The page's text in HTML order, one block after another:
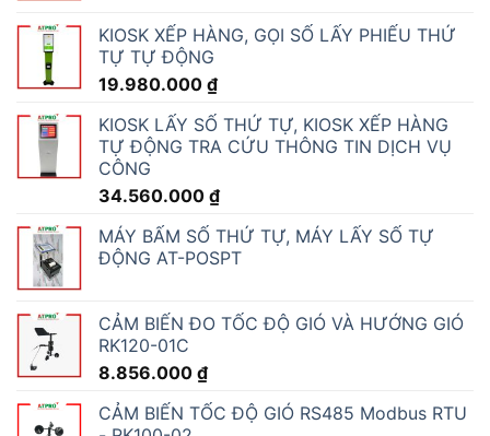
KIOSK XẾP HÀNG, GỌI SỐ LẤY PHIẾU THỨ
TỰ TỰ ĐỘNG
19.980.000 ₫
KIOSK LẤY SỐ THỨ TỰ, KIOSK XẾP HÀNG
TỰ ĐỘNG TRA CỨU THÔNG TIN DỊCH VỤ
CÔNG
34.560.000 ₫
MÁY BẤM SỐ THỨ TỰ, MÁY LẤY SỐ TỰ
ĐỘNG AT-POSPT
CẢM BIẾN ĐO TỐC ĐỘ GIÓ VÀ HƯỚNG GIÓ
RK120-01C
8.856.000 ₫
CẢM BIẾN TỐC ĐỘ GIÓ RS485 Modbus RTU